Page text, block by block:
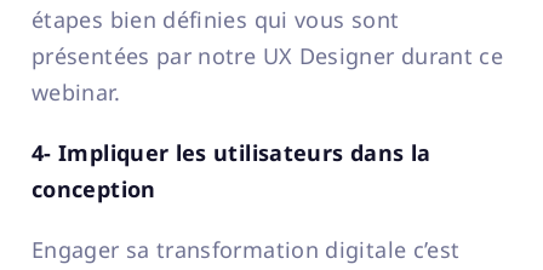
étapes bien définies qui vous sont
présentées par notre UX Designer durant ce
webinar.
4- Impliquer les utilisateurs dans la
conception
Engager sa transformation digitale c’est